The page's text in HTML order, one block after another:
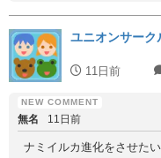
ユニオンサーク
11日前
無名 11日前
ナミイルカ進化をさせた